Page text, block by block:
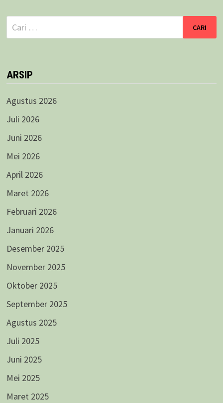
Cari
untuk:
ARSIP
Agustus 2026
Juli 2026
Juni 2026
Mei 2026
April 2026
Maret 2026
Februari 2026
Januari 2026
Desember 2025
November 2025
Oktober 2025
September 2025
Agustus 2025
Juli 2025
Juni 2025
Mei 2025
Maret 2025